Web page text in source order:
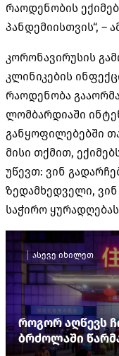
რაოდენობის
პანდემიისთვის“, –
კორონავირუსის
კლინიკების
რაოდენობა
ლომბარდიაში
განყოფილებებში
მისი თქმით,
უწევთ: ვინ
ზედამხედველი,
საჭირო
ასევე იხილეთ
როგორ აღწევს
ბრძოლაში